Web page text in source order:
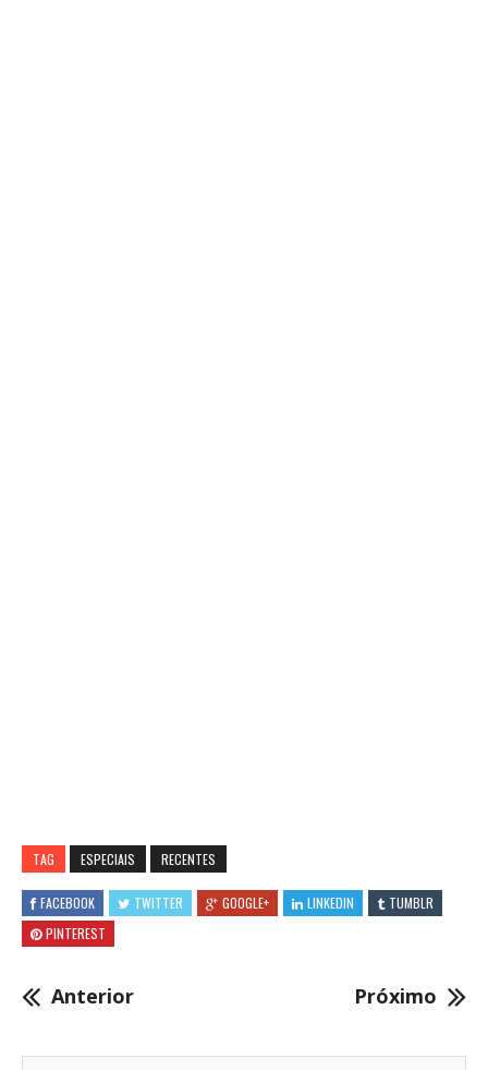
TAG ESPECIAIS RECENTES
FACEBOOK TWITTER GOOGLE+ LINKEDIN
TUMBLR
PINTEREST
Anterior Próximo